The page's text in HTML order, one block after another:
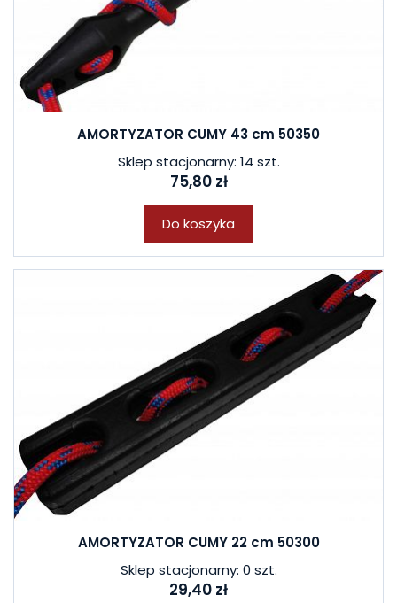
AMORTYZATOR CUMY 43 cm 50350
Sklep stacjonarny: 14 szt.
75,80 zł
Do koszyka
AMORTYZATOR CUMY 22 cm 50300
Sklep stacjonarny: 0 szt.
29,40 zł